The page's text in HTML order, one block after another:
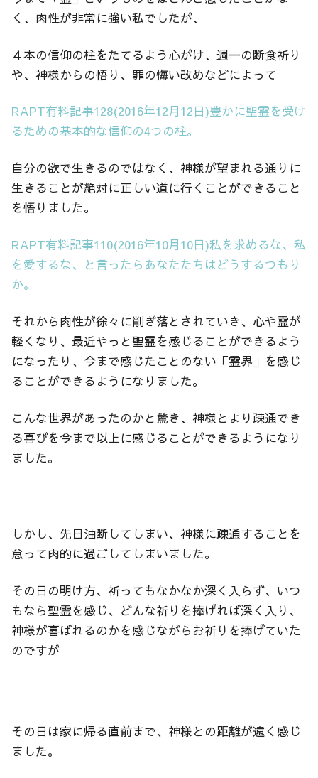
く、肉性が非常に強い私でしたが、
４本の信仰の柱をたてるよう心がけ、週一の断食祈り
や、神様からの悟り、罪の悔い改めなどによって
RAPT有料記事128(2016年12月12日)豊かに聖霊を受け
るための基本的な信仰の4つの柱。
自分の欲で生きるのではなく、神様が望まれる通りに
生きることが絶対に正しい道に行くことができること
を悟りました。
RAPT有料記事110(2016年10月10日)私を求めるな、私
を愛するな、と言ったらあなたたちはどうするつもり
か。
それから肉性が徐々に削ぎ落とされていき、心や霊が
軽くなり、最近やっと聖霊を感じることができるよう
になったり、今まで感じたことのない「霊界」を感じ
ることができるようになりました。
こんな世界があったのかと驚き、神様とより疎通でき
る喜びを今まで以上に感じることができるようになり
ました。
しかし、先日油断してしまい、神様に疎通することを
怠って肉的に過ごしてしまいました。
その日の明け方、祈ってもなかなか深く入らず、いつ
もなら聖霊を感じ、どんな祈りを捧げれば深く入り、
神様が喜ばれるのかを感じながらお祈りを捧げていた
のですが
その日は家に帰る直前まで、神様との距離が遠く感じ
ました。